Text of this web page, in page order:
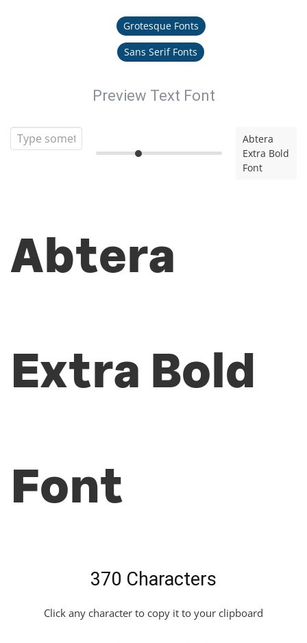
Grotesque Fonts
Sans Serif Fonts
Preview Text Font
Abtera
Extra Bold
Font
Abtera
Extra Bold
Font
370 Characters
Click any character to copy it to your clipboard